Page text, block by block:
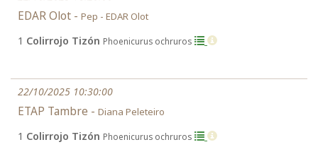
EDAR Olot - Pep - EDAR Olot
1 Colirrojo Tizón Phoenicurus ochruros
22/10/2025 10:30:00
ETAP Tambre - Diana Peleteiro
1 Colirrojo Tizón Phoenicurus ochruros